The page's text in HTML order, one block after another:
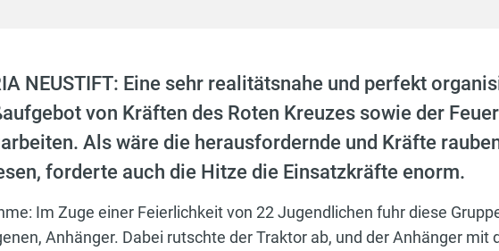
NEUSTIFT: Eine sehr realitätsnahe und perfekt
von Kräften des Roten Kreuzes sowie der
Als wäre die herausfordernde und Kräfte
forderte auch die Hitze die Einsatzkräfte enorm.
Im Zuge einer Feierlichkeit von 22 Jugendlichen fuhr diese
Anhänger. Dabei rutschte der Traktor ab, und der Anhänger